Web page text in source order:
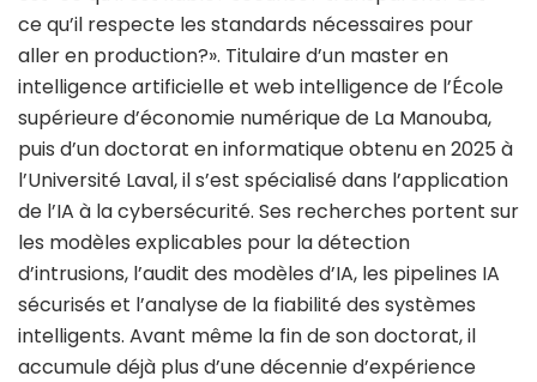
ce qu’il respecte les standards nécessaires pour
aller en production?». Titulaire d’un master en
intelligence artificielle et web intelligence de l’École
supérieure d’économie numérique de La Manouba,
puis d’un doctorat en informatique obtenu en 2025 à
l’Université Laval, il s’est spécialisé dans l’application
de l’IA à la cybersécurité. Ses recherches portent sur
les modèles explicables pour la détection
d’intrusions, l’audit des modèles d’IA, les pipelines IA
sécurisés et l’analyse de la fiabilité des systèmes
intelligents. Avant même la fin de son doctorat, il
accumule déjà plus d’une décennie d’expérience